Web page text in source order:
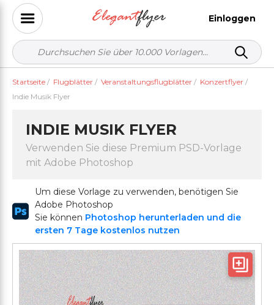
Einloggen
Startseite / Flugblätter / Veranstaltungsflugblätter / Konzertflyer /
Indie Musik Flyer
INDIE MUSIK FLYER
Verwenden Sie diese Premium PSD-Vorlage
mit Adobe Photoshop
Um diese Vorlage zu verwenden, benötigen Sie
Adobe Photoshop
Sie können Photoshop herunterladen und die
ersten 7 Tage kostenlos nutzen